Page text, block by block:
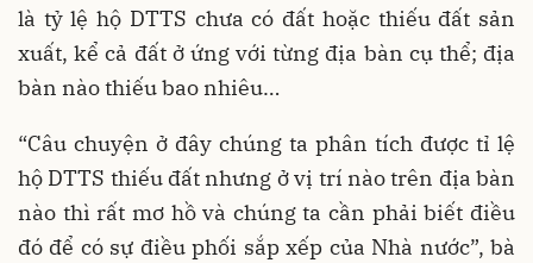
là tỷ lệ hộ DTTS chưa có đất hoặc thiếu đất sản
xuất, kể cả đất ở ứng với từng địa bàn cụ thể; địa
bàn nào thiếu bao nhiêu…
“Câu chuyện ở đây chúng ta phân tích được tỉ lệ
hộ DTTS thiếu đất nhưng ở vị trí nào trên địa bàn
nào thì rất mơ hồ và chúng ta cần phải biết điều
đó để có sự điều phối sắp xếp của Nhà nước”, bà